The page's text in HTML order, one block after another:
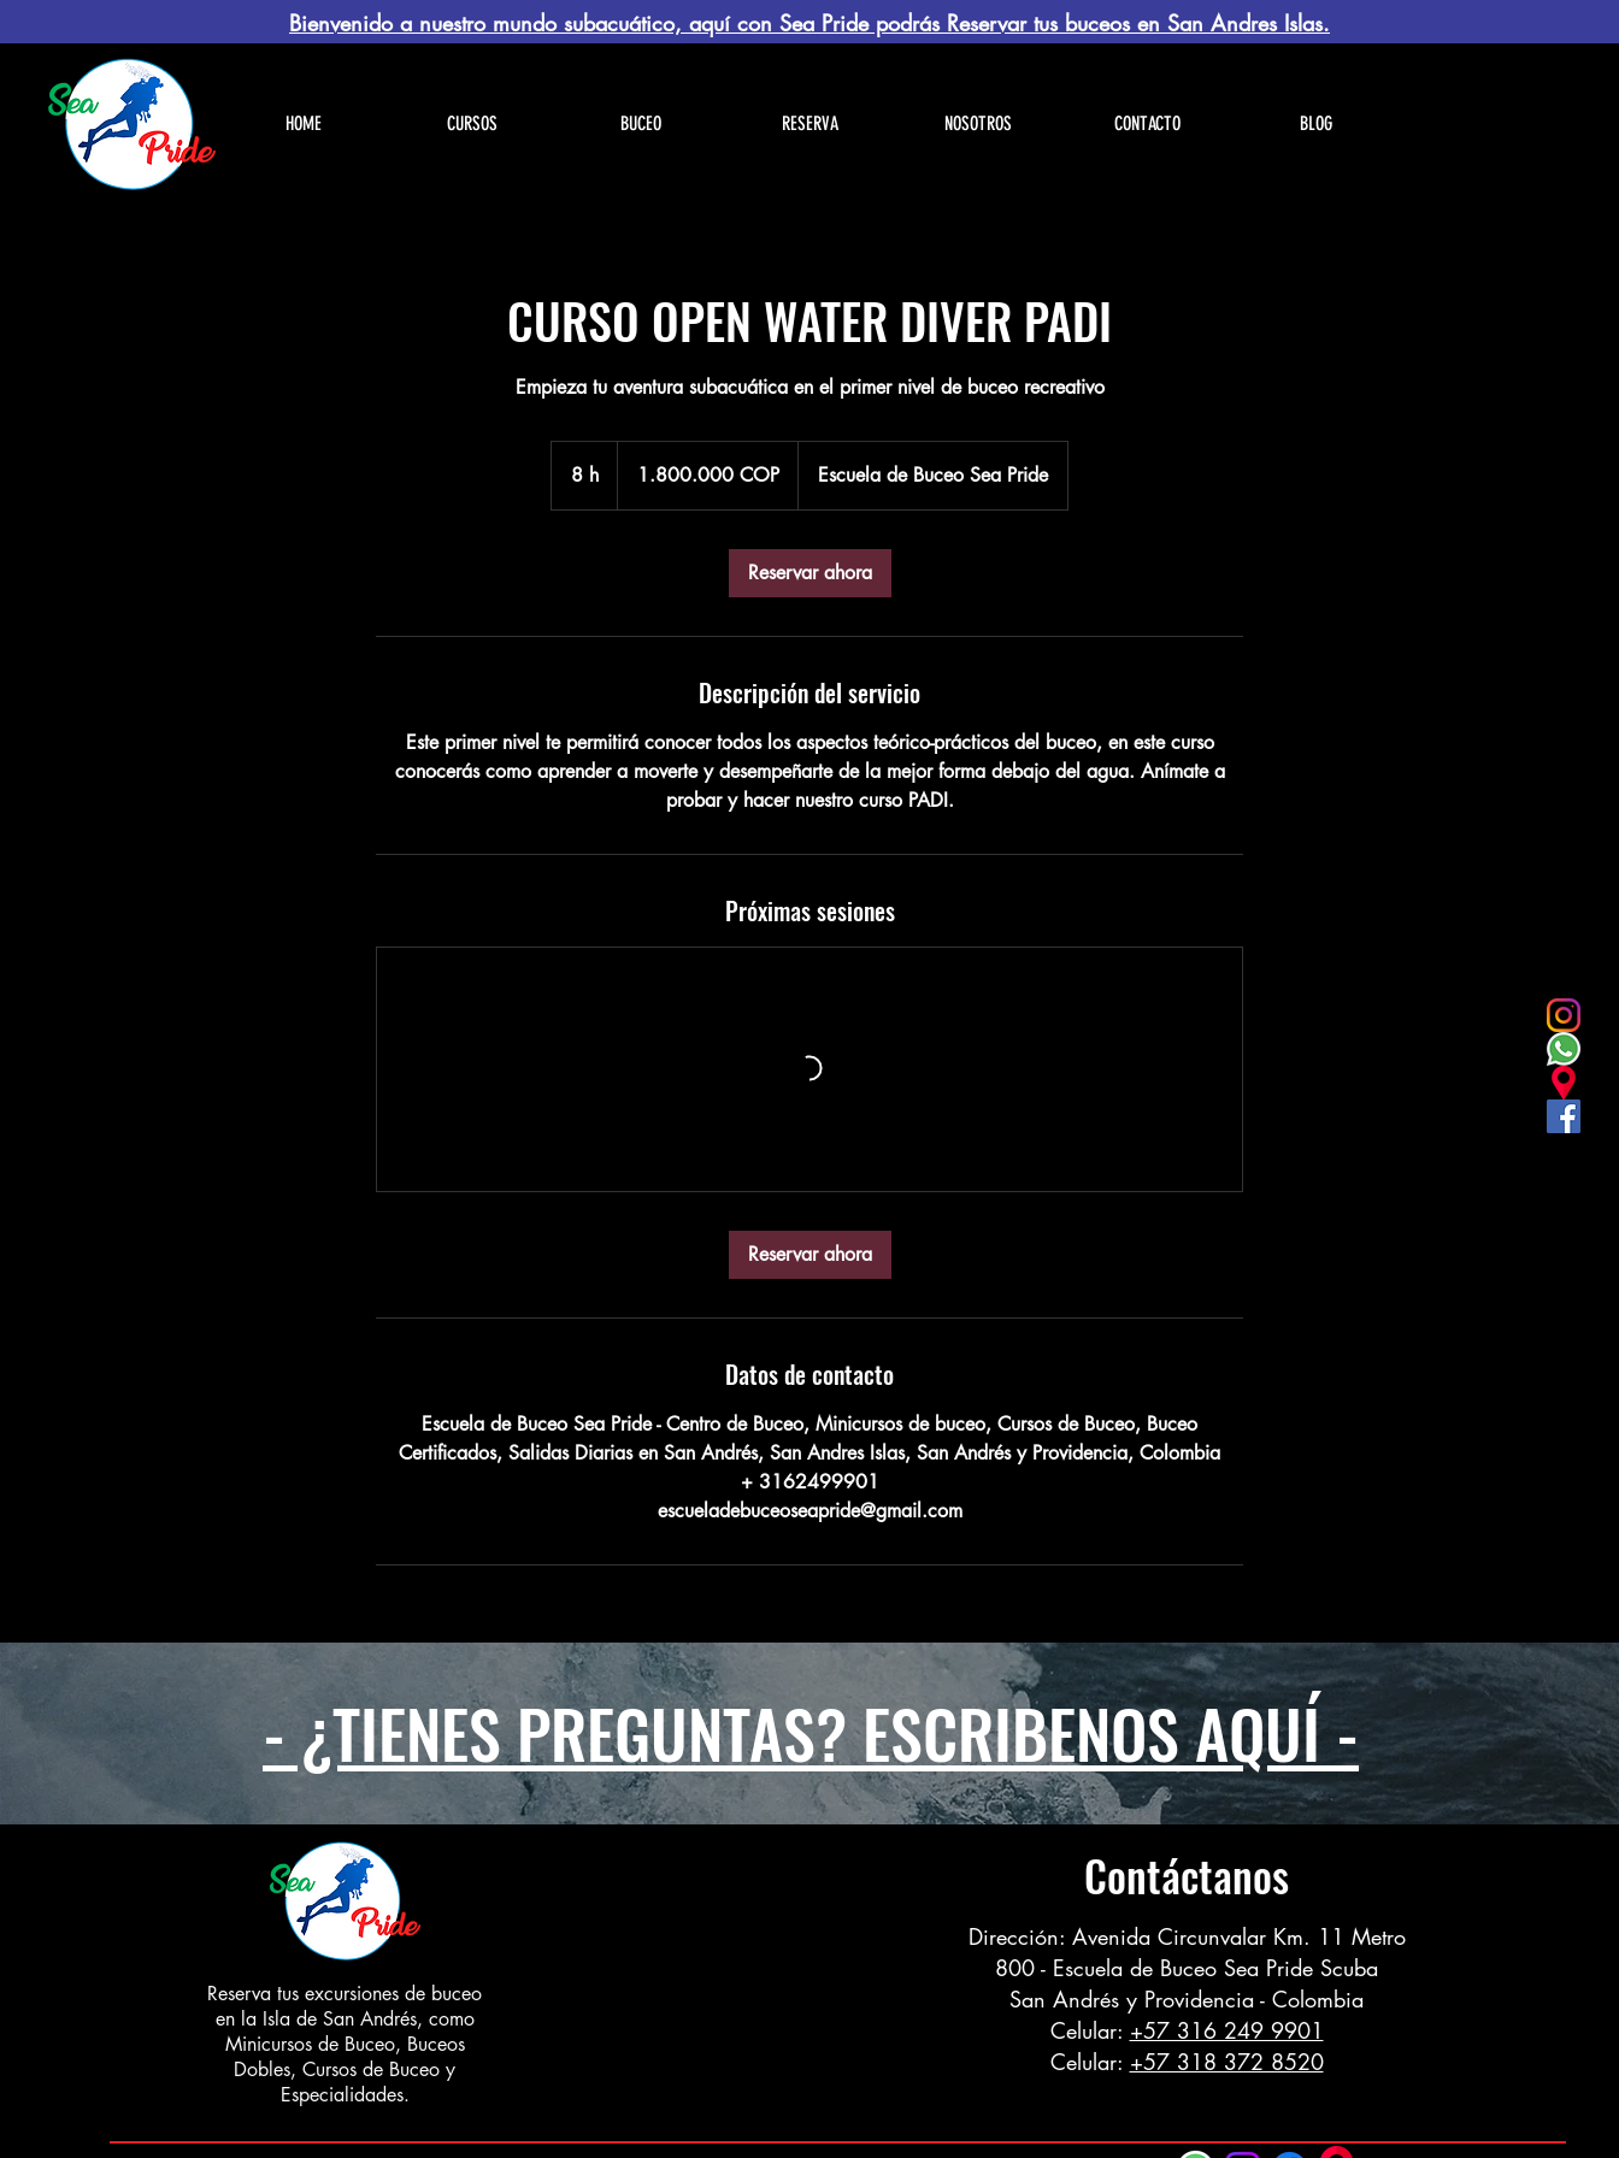
Bienvenido a nuestro mundo subacuático, aquí con Sea Pride podrás Reservar tus buceos en San Andres Islas.
HOME CURSOS BUCEO RESERVA NOSOTROS CONTACTO BLOG
CURSO OPEN WATER DIVER PADI
Empieza tu aventura subacuática en el primer nivel de buceo recreativo
8 h
colombianos
1.800.000 COP Escuela de Buceo Sea Pride
Reservar ahora
Descripción del servicio
Este primer nivel te permitirá conocer todos los aspectos teórico-prácticos del buceo, en este curso
conocerás como aprender a moverte y desempeñarte de la mejor forma debajo del agua. Anímate a
probar y hacer nuestro curso PADI.
Próximas sesiones
Reservar ahora
Datos de contacto
Escuela de Buceo Sea Pride - Centro de Buceo, Minicursos de buceo, Cursos de Buceo, Buceo
Certificados, Salidas Diarias en San Andrés, San Andres Islas, San Andrés y Providencia, Colombia
+ 3162499901
escueladebuceoseapride@gmail.com
- ¿TIENES PREGUNTAS? ESCRIBENOS AQUÍ -
Reserva tus excursiones de buceo
en la Isla de San Andrés, como
Minicursos de Buceo, Buceos
Dobles, Cursos de Buceo y
Especialidades.
Contáctanos
Dirección: Avenida Circunvalar Km. 11 Metro
800 - Escuela de Buceo Sea Pride Scuba
San Andrés y Providencia - Colombia
Celular: +57 316 249 9901
Celular: +57 318 372 8520